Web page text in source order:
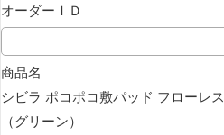
オーダーＩＤ
商品名
シビラ ポコポコ敷パッド フローレス
（グリーン）